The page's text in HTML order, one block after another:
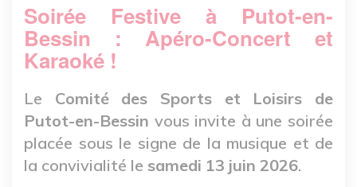
Soirée Festive à Putot-en-
Bessin : Apéro-Concert et
Karaoké !
Le Comité des Sports et Loisirs de
Putot-en-Bessin vous invite à une soirée
placée sous le signe de la musique et de
la convivialité le samedi 13 juin 2026.